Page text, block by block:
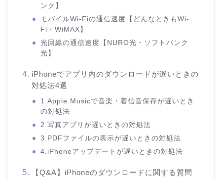
ンク】
モバイルWi-Fiの通信速度【どんなときもWi-
Fi・WiMAX】
光回線の通信速度【NURO光・ソフトバンク
光】
iPhoneでアプリ内のダウンロードが遅いときの
対処法4選
1.Apple Musicで音楽・着信音保存が遅いとき
の対処法
2.写真アプリが遅いときの対処法
3.PDFファイルの表示が遅いときの対処法
4.iPhoneアップデートが遅いときの対処法
【Q&A】iPhoneのダウンロードに関する質問